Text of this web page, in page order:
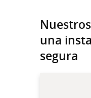
una
segura